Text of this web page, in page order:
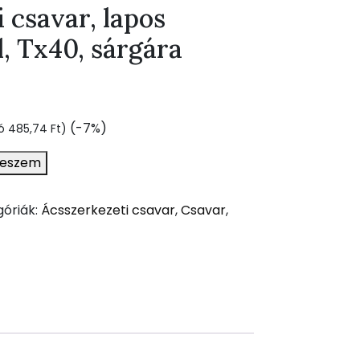
lapos
Tx40, sárgára
485,74 Ft) (-7%)
Ácsszerkezeti csavar,Csavar,